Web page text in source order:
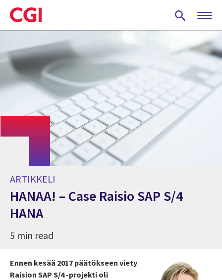
Skip
to
main
ARTIKKELI
HANAA! – Case Raisio SAP S/4
HANA
5 min read
Ennen kesää 2017 päätökseen viety
Raision SAP S/4 -projekti oli